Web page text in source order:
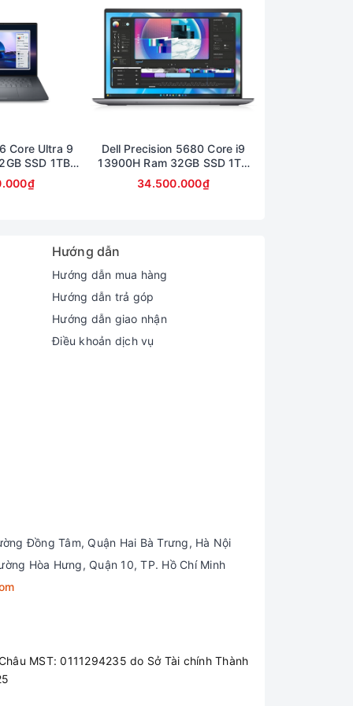
Core Ultra 9
SSD 1TB
Màn 16inch
6 tháng)
Dell Precision 5680 Core i9
13900H Ram 32GB SSD 1TB
Card A2000 Màn 16inch FullHD
34.500.000₫
Hướng dẫn
Hướng dẫn mua hàng
Hướng dẫn trả góp
Hướng dẫn giao nhận
Điều khoản dịch vụ
Đồng Tâm, Quận Hai Bà Trưng, Hà Nội
Hòa Hưng, Quận 10, TP. Hồ Chí Minh
MST: 0111294235 do Sở Tài chính Thành